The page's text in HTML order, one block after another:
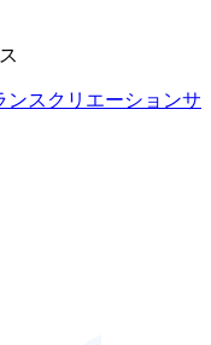
ンスクリエーションサ